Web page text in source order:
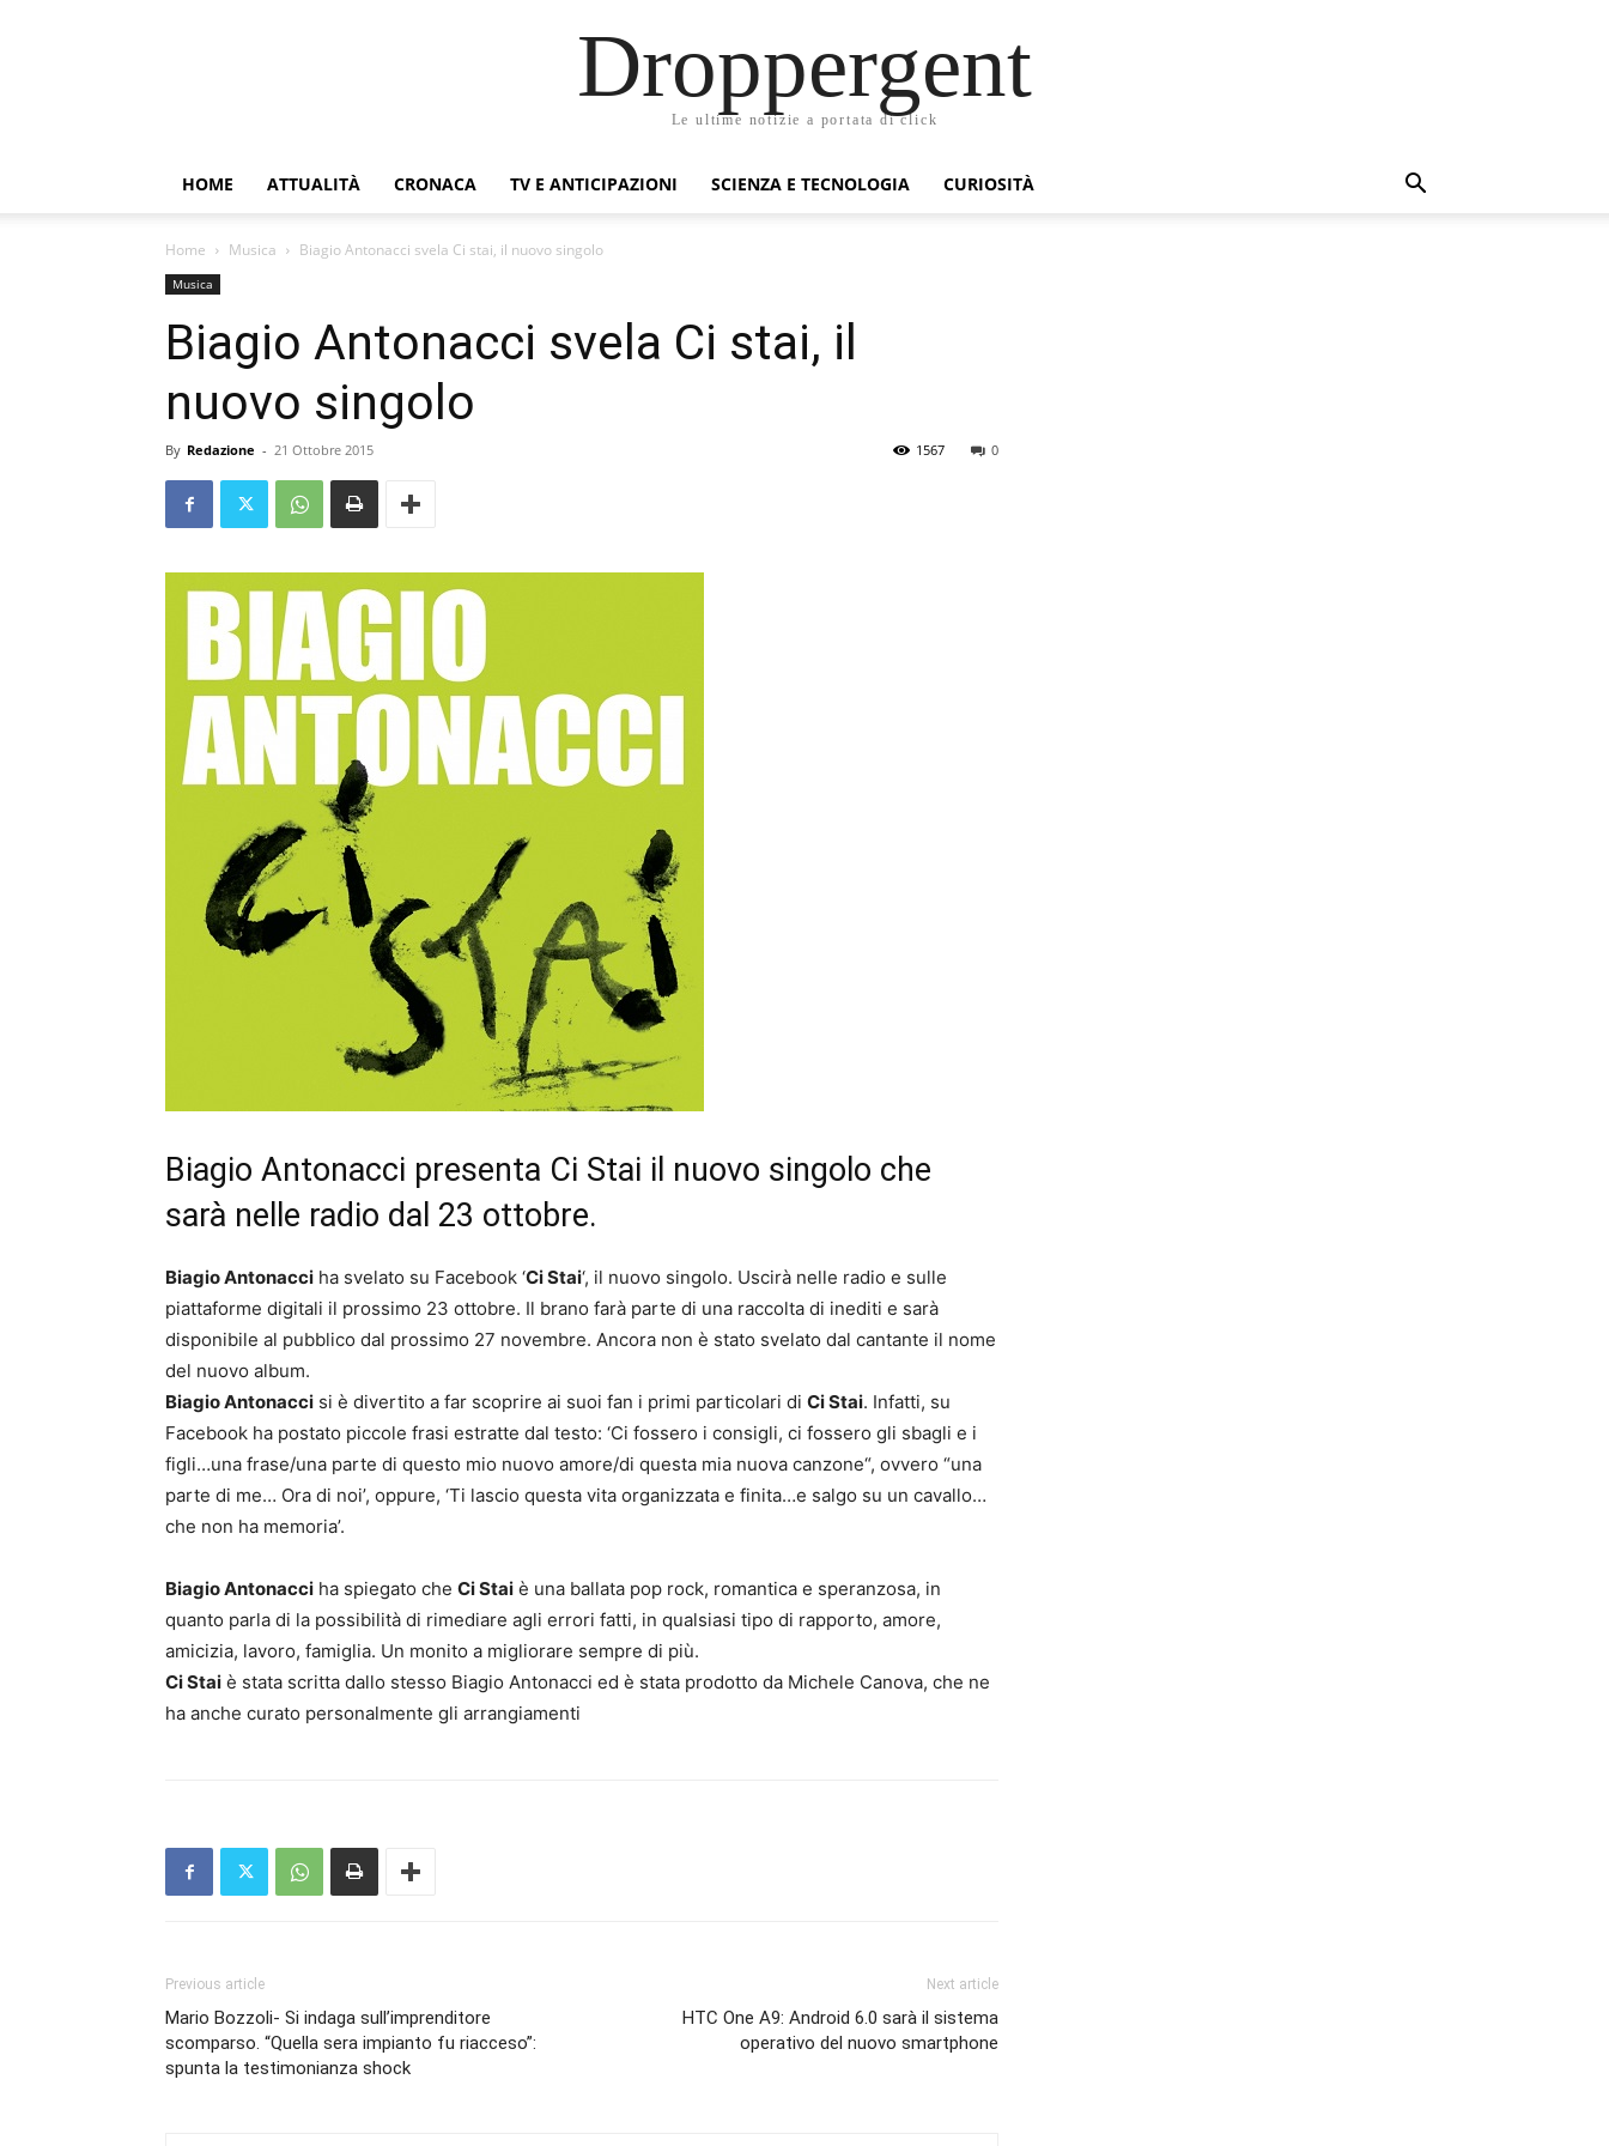
Droppergent
Le ultime notizie a portata di click
HOME ATTUALITÀ CRONACA TV E ANTICIPAZIONI SCIENZA E TECNOLOGIA CURIOSITÀ
Home Musica Biagio Antonacci svela Ci stai, il nuovo singolo
Musica
Biagio Antonacci svela Ci stai, il
nuovo singolo
By Redazione - 21 Ottobre 2015 0
1567
Biagio Antonacci presenta Ci Stai il nuovo singolo che
sarà nelle radio dal 23 ottobre.
Biagio Antonacci ha svelato su Facebook ‘Ci Stai‘, il nuovo singolo. Uscirà nelle radio e sulle
piattaforme digitali il prossimo 23 ottobre. Il brano farà parte di una raccolta di inediti e sarà
disponibile al pubblico dal prossimo 27 novembre. Ancora non è stato svelato dal cantante il nome
del nuovo album.
Biagio Antonacci si è divertito a far scoprire ai suoi fan i primi particolari di Ci Stai. Infatti, su
Facebook ha postato piccole frasi estratte dal testo: ‘Ci fossero i consigli, ci fossero gli sbagli e i
figli…una frase/una parte di questo mio nuovo amore/di questa mia nuova canzone“, ovvero “una
parte di me… Ora di noi’, oppure, ‘Ti lascio questa vita organizzata e finita…e salgo su un cavallo…
che non ha memoria’.
Biagio Antonacci ha spiegato che Ci Stai è una ballata pop rock, romantica e speranzosa, in
quanto parla di la possibilità di rimediare agli errori fatti, in qualsiasi tipo di rapporto, amore,
amicizia, lavoro, famiglia. Un monito a migliorare sempre di più.
Ci Stai è stata scritta dallo stesso Biagio Antonacci ed è stata prodotto da Michele Canova, che ne
ha anche curato personalmente gli arrangiamenti
Previous article
Mario Bozzoli- Si indaga sull’imprenditore
scomparso. “Quella sera impianto fu riacceso”:
spunta la testimonianza shock
Next article
HTC One A9: Android 6.0 sarà il sistema
operativo del nuovo smartphone